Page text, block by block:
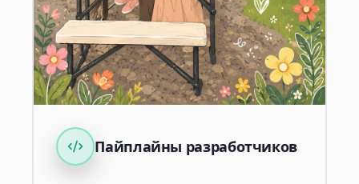
Пайплайны разработчиков